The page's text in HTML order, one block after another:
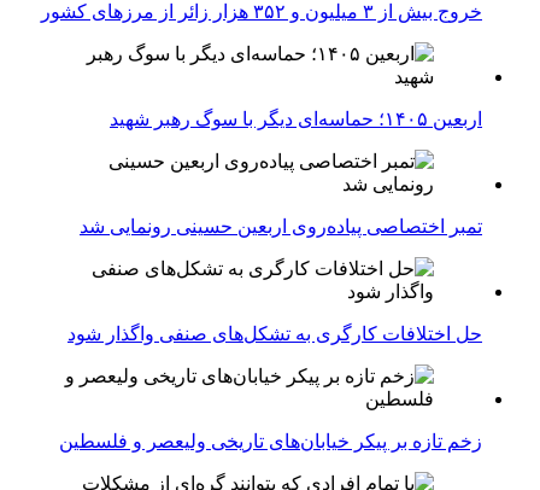
خروج بیش از ۳ میلیون و ۳۵۲ هزار زائر از مرزهای کشور
اربعین ۱۴۰۵؛ حماسه‌ای دیگر با سوگ رهبر شهید
تمبر اختصاصی پیاده‌روی اربعین حسینی رونمایی شد
حل اختلافات کارگری به تشکل‌های صنفی واگذار شود
زخم تازه بر پیکر خیابان‌های تاریخی ولیعصر و فلسطین